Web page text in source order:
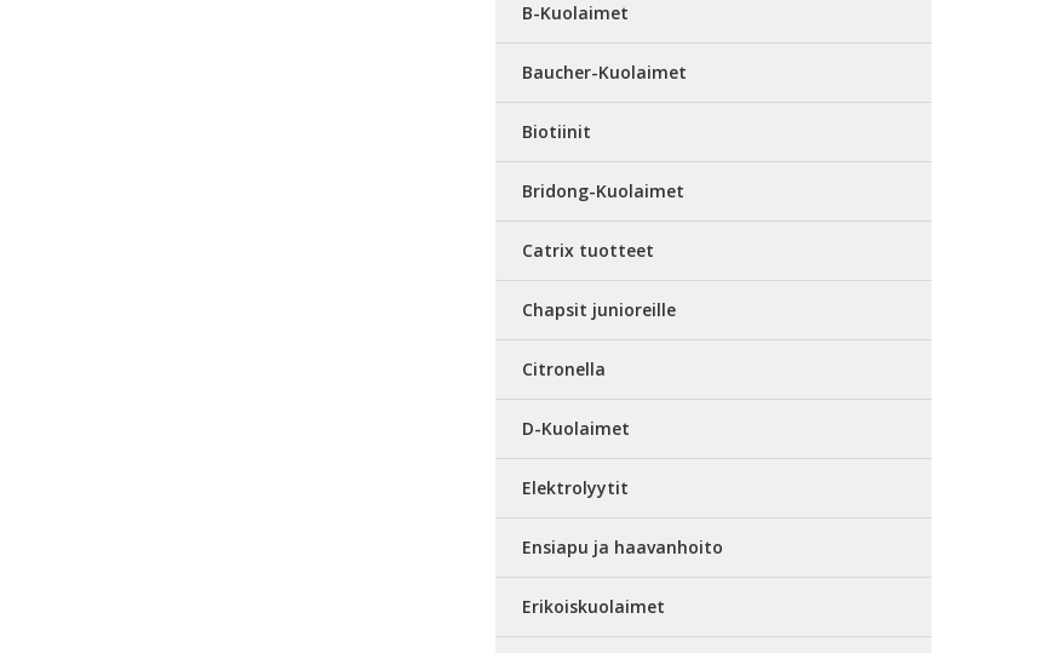
B-Kuolaimet
Baucher-Kuolaimet
Biotiinit
Bridong-Kuolaimet
Catrix tuotteet
Chapsit junioreille
Citronella
D-Kuolaimet
Elektrolyytit
Ensiapu ja haavanhoito
Erikoiskuolaimet